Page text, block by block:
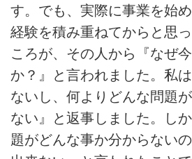
す。でも、実際に事業を始
経験を積み重ねてからと思
ころが、その人から『なぜ
か？』と言われました。私
ないし、何よりどんな問題
ない』と返事しました。し
題がどんな事か分からない